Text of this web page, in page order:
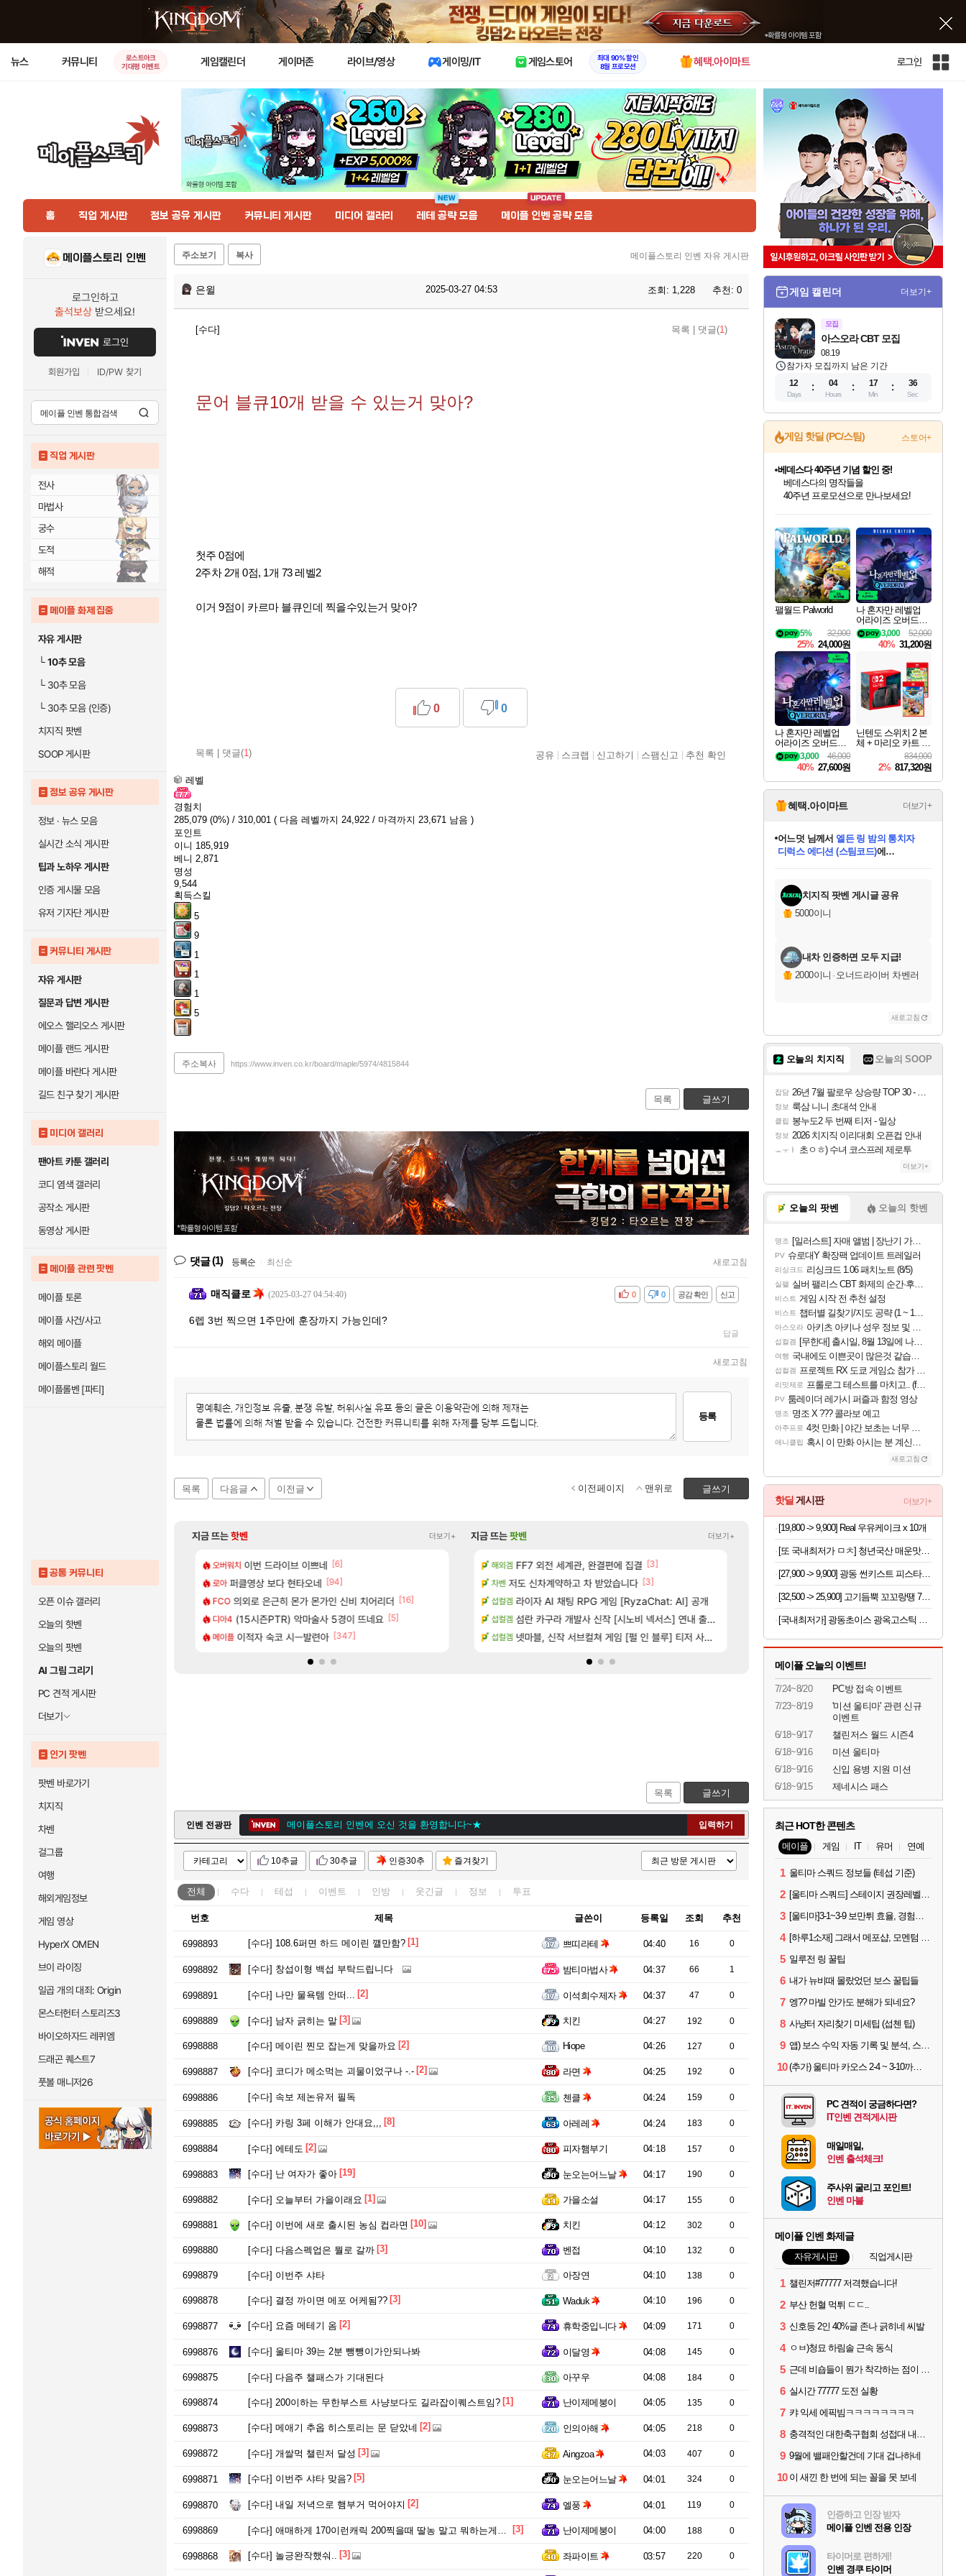
X
뉴스 커뮤니티
로스트아크
기대평 이벤트
게임캘린더 게이머존 라이브/영상 게이밍/IT 게임스토어
최대 90% 할인
8월 프로모션
혜택.아이마트 로그인
인
홈 직업 게시판 정보 공유 게시판 커뮤니티 게시판 미디어 갤러리 레테 공략 모음 메이플 인벤 공략 모음
메이플스토리 인벤
로그인하고
출석보상 받으세요!
로그인
회원가입 ID/PW 찾기
직업 게시판
전사
마법사
궁수
도적
해적
메이플 화제 집중
자유 게시판
└10추 모음
└30추 모음
└30추 모음 (인증)
치지직 팟벤
SOOP 게시판
정보 공유 게시판
정보 · 뉴스 모음
실시간 소식 게시판
팁과 노하우 게시판
인증 게시물 모음
유저 기자단 게시판
커뮤니티 게시판
자유 게시판
질문과 답변 게시판
에오스 핼리오스 게시판
메이플 랜드 게시판
메이플 바란다 게시판
길드 친구 찾기 게시판
미디어 갤러리
팬아트 카툰 갤러리
코디 염색 갤러리
공작소 게시판
동영상 게시판
메이플 관련 팟벤
메이플 토론
메이플 사건/사고
해외 메이플
메이플스토리 월드
메이플롤벤 [파티]
공통 커뮤니티
오픈 이슈 갤러리
오늘의 핫벤
오늘의 팟벤
AI 그림 그리기
PC 견적 게시판
더보기
인기 팟벤
팟벤 바로가기
치지직
차벤
걸그룹
여행
해외게임정보
게임 영상
HyperX OMEN
브이 라이징
일곱 개의 대죄: Origin
몬스터헌터 스토리즈3
바이오하자드 레퀴엠
드래곤 퀘스트7
풋볼 매니저26
주소보기 복사 메이플스토리 인벤 자유 게시판
은윌 2025-03-27 04:53 조회: 1,228 추천: 0
[수다] 목록 댓글(1)
문어 블큐10개 받을 수 있는거 맞아?
첫주 0점에
2주차 2개 0점, 1개 73 레벨2
이거 9점이 카르마 블큐인데 찍을수있는거 맞아?
목록 댓글(1)
0 0
공유 스크랩 신고하기 스팸신고 추천 확인
레벨
경험치
285,079 (0%) / 310,001 ( 다음 레벨까지 24,922 / 마격까지 23,671 남음 )
포인트
이니 185,919
베니 2,871
명성
9,544
획득스킬
5
9
1
1
1
5
주소복사 https://www.inven.co.kr/board/maple/5974/4815844
목록 글쓰기
댓글(1) 등록순 최신순 새로고침
매직클로 (2025-03-27 04:54:40) 신고
공감 확인
비공감 0
0
6렙 3번 찍으면 1주만에 훈장까지 가능인데?
답글
새로고침
등록
목록 다음글 이전글 글쓰기
이전페이지 맨위로
지금 뜨는핫벤 더보기+
의 주적은??
용 17번 터짐 [76]
투력컷 [35]
오버워치 이번 드라이브 이쁘네 [6]
로아 퍼클영상 보다 현타오네 [94]
FCO 의외로 은근히 몬가 몬가인 신비 치어리더 [16]
디아4 (15시즌PTR) 악마술사 5경이 뜨네요 [5]
메이플 이적자 숙코 시ㅡ발련아 [347]
메이플 빵 가격이 24500원 이라길래 결제 취소하고 나왔다
로아 너넨 대난 함부로 가지 마라.. [45]
디아4 Ssf 정의를 내려 버린 디시인 [6]
메이플 게이머라면 필수로 알아야 할 것 [116]
로아 100:8 보다 효율이 좋은 상향된 아제나 ㄷㄷ [101]
우리 나라의 주적은?? [137]
빵값 문의 후기 [82]
레테 재사용 17번 터짐 [76]
벨가 하드 찐 투력컷 [35]
벨가르딘 나이트메어 TOP 10 직업별 분포 [118]
지금 뜨는팟벤 더보기+
길찾기/지도 공략 (1 ~ 12장)
만화 | 야간 보초는 너무 힘들어
트 때는 로비에 온라인 기능이 있는데
2판 ‘몬헌 와일즈’, 30~40fps 목표 추정
여행 7년만에 가족여행을 다녀왔습니다.
아스오라 「에린」 컨셉 포스터 공개
비스트 쿠를 먼저 보내서 기습하는 법
리싱크드 리싱크드 1.06 패치노트 (8/5)
비스트 비스트 오브 리인카네이션 정보/공략글 모음
해외겜 FF7 외전 세계관, 완결편에 집결 [3]
차벤 저도 신차계약하고 차 받았습니다 [3]
섭컬겜 라이자 AI 채팅 RPG 게임 [RyzaChat: AI] 공개
섭컬겜 섬란 카구라 개발사 신작 [시노비 넥서스] 연내 출시 예정
섭컬겜 넷마블, 신작 서브컬쳐 게임 [펄 인 블루] 티저 사이트 오픈
비스트 챕터별 길찾기/지도 공략 (1 ~ 12장)
아주프로 4컷 만화 | 야간 보초는 너무 힘들어
리밋제로 테스트 때는 로비에 온라인 기능이 있는데
해외겜 스위치2판 ‘몬헌 와일즈’, 30~40fps 목표 추
PV 비스트 오브 리인카네이션 오픈 트레일러
목록 글쓰기
인벤 전광판
메이플스토리 인벤에 오신 것을 환영합니다~★
[순애좋아] ㅇㅅㅇ
[먼고는제논]
I망고스무디I-거공먹튀범입니다. 길드신청할 시 거르세요
[먼고는제논]
I망고스무디I-거공먹튀범입니다. 길드신청할 시 거르세요
입력하기
10추글 30추글 인증30추 즐겨찾기
전체 수다 테섭 이벤트 인방 웃긴글 정보 투표
번호 제목 글쓴이 등록일 조회 추천
6998893 [수다] 108.6퍼면 하드 메이린 깰만함? [1] 쁘띠라테 04:40 16 0
6998892 [수다] 창섭이형 백섭 부탁드립니다 밤티마법사 04:37 66 1
6998891 [수다] 나만 물욕템 안떠... [2] 이석희수제자 04:37 47 0
6998889 [수다] 남자 긁히는 말 [3] 치킨 04:27 192 0
6998888 [수다] 메이린 찐모 잡는게 맞을까요 [2] Hiope 04:26 127 0
6998887 [수다] 코디가 메소먹는 괴물이었구나 -.- [2] 라면 04:25 192 0
6998886 [수다] 속보 제논유저 필독 첸클 04:24 159 0
6998885 [수다] 카링 3페 이해가 안대요,,, [8] 아레레 04:24 183 0
6998884 [수다] 에테도 [2] 피자햄부기 04:18 157 0
6998883 [수다] 난 여자가 좋아 [19] 눈오는어느날 04:17 190 0
6998882 [수다] 오늘부터 가을이래요 [1] 가을소설 04:17 155 0
6998881 [수다] 이번에 새로 출시된 농심 컵라면 [10] 치킨 04:12 302 0
6998880 [수다] 다음스펙업은 뭘로 갈까 [3] 벤접 04:10 132 0
6998879 [수다] 이번주 샤타 아장연 04:10 138 0
6998878 [수다] 결정 까이면 메포 어케됨?? [3] Waduk 04:10 196 0
6998877 [수다] 요즘 메테기 옴 [2] 휴학중입니다 04:09 171 0
6998876 [수다] 울티마 39는 2분 뺑뺑이가안되나봐 이달영 04:08 145 0
6998875 [수다] 다음주 챌패스가 기대된다 아꾸우 04:08 184 0
6998874 [수다] 200이하는 무한부스트 사냥보다도 길라잡이퀘스트임? [1] 난이제메붕이 04:05 135 0
6998873 [수다] 메애기 추옵 히스토리는 문 닫았네 [2] 인의아해 04:05 218 0
6998872 [수다] 개쌀먹 챌린저 달성 [3] Aingzoa 04:03 407 0
6998871 [수다] 이번주 샤타 맞음? [5] 눈오는어느날 04:01 324 0
6998870 [수다] 내일 저녁으로 햄부거 먹어야지 [2] 엘풍 04:01 119 0
6998869 [수다] 애매하게 170이런캐릭 200찍을때 딸농 말고 뭐하는게좋음? [3] 난이제메붕이 04:00 188 0
6998868 [수다] 놀긍완작했숴.. [3] 좌파이트 03:57 220 0
게임 캘린더 더보기+
모집
08.19
아스오라 CBT 모집
참가자 모집까지 남은 기간
12
Days
04
Hours
17
Min
35
Sec
게임 핫딜 (PC/스팀) 스토어+
최대 90% 할인가를 만나보세요!
네이버혜택과 함께 만나보세요!
50%할인&추가 적립까지!
이니&베니 혜택까지!
네이버 혜택가와 함께 예약하세요!
할인&네이버혜택으로 만나보세요!
네이버페이 혜택과 만나보세요!
베데스다 40주년 기념 할인 중!
베데스다의 명작들을
40주년 프로모션으로 만나보세요!
마블 투혼 파이팅 소울즈 예약 판매 중!
마블 히어로 총 출동&화려한 격투!
할인가에 만나보세요!
일부 에디션 상시 할인!
혜택으로 예약 판매 중
편안하게 충전하세요
팰월드 Palworld
32,000
5%
25% 24,000원
나 혼자만 레벨업
어라이즈 오버드라
이브 디럭스 에디션
Solo Leveling Arise
Overdrive Deluxe Edi
52,000
3,000
40% 31,200원
나 혼자만 레벨업
어라이즈 오버드라
이브 Solo Leveling A
rise
46,000
3,000
40% 27,600원
닌텐도 스위치 2 본
체 + 마리오 카트 월
드 + 포켓몬 포코피
아 번들
834,000
2% 817,320원
혜택.아이마트 더보기+
당첨되셨습니다.
당첨되셨습니다.
어느덧 님께서엘든 링 밤의 통치자
디럭스 에디션 (스팀코드)에
당첨되셨습니다.
에디션 (스팀코드)를 교환.
당첨되셨습니다.
당첨되셨습니다.
당첨되셨습니다.
당첨되셨습니다.
치지직 팟벤 게시글 공유
5000이니
내차 인증하면 모두 지급!
2000이니 · 오너드라이버 차벤러
새로고침
오늘의 치지직 오늘의 SOOP
잡담 26년 7월 팔로우 상승량 TOP 30 - 월간 치지직
정보 룩삼 니니 초대석 안내
클립 봉누도2 두 번째 티저 - 일상
정보 2026 치지직 이리대회 오픈컵 안내
ㅗㅜㅑ 초ㅇㅎ) 수녀 코스프레 제로투
더보기+
오늘의 팟벤 오늘의 핫벤
명조 [일러스트] 자매 앨범 | 장난기 가득한 오후의 공원 (리메이크판)
PV 슈로대Y 확장팩 업데이트 트레일러
리싱크드 리싱크드 1.06 패치노트 (8/5)
실팰 실버 팰리스 CBT 화제의 순간·후기 모음
비스트 게임 시작 전 추천 설정
비스트 챕터별 길찾기/지도 공략 (1 ~ 12장)
아스오라 아키츠 아키나 성우 정보 및 주요 필모
섭컬겜 [무한대] 출시일, 8월 13일에 나오나
여행 국내에도 이쁜곳이 많은것 같습니다
섭컬겜 프로젝트 RX 도쿄 게임쇼 참가 결정
리밋제로 프롤로그 테스트를 마치고.. (feat. 리아)
PV 툼레이더 레가시 퍼즐과 함정 영상
명조 명조 X ??? 콜라보 예고
아주프로 4컷 만화 | 야간 보초는 너무 힘들어
애니클립 혹시 이 만화 아시는 분 계신가요
새로고침
핫딜 게시판 더보기+
[19,800 -> 9,900] Real 우유케이크 x 10개
[또 국내최저가 ㅁㅊ] 청년국산 매운맛 굵은 고춧가루 1kg
[27,900 -> 9,900] 광동 썬키스트 피스타치오 언스위트 190ml x 24개
[32,500 -> 25,900] 고기듬뿍 꼬꼬랑땡 700g x 3개
[국내최저가] 광동초이스 광옥고스틱 산삼배양근 30포
메이플 오늘의 이벤트!
7/24~8/20
PC방 접속 이벤트
7/23~8/19
'미션 울티마' 관련 신규
이벤트
6/18~9/17
챌린저스 월드 시즌4
6/18~9/16
미션 울티마
6/18~9/16
신입 용병 지원 미션
6/18~9/15
제네시스 패스
최근 HOT한 콘텐츠
메이플 게임 IT 유머 연예
1 울티마 스쿼드 정보들 (테섭 기준)
2 [울티마 스쿼드] 스테이지 권장레벨, 잠재옵션표, 스킬퍼뎀, 장비 리스트 및 능력치 공유
3 [울티마]3-1~3-9 보만튀 효율, 경험치 공략 및 소소한 컨트롤 팁
4 [하루1소재] 그래서 메포샵, 모멘텀 효율 얼마나 좋음?
5 일루전 링 꿀팁
6 내가 뉴비때 몰랐었던 보스 꿀팁들
7 엥?? 마빌 안가도 분해가 되네요?
8 사냥터 자리찾기 미세팁 (섭첸 팁)
9 앱) 보스 수익 자동 기록 및 분석, 스케줄러 알림
10 (추가) 울티마 카오스 2-4 ~ 3-10까지 공략 스펙 및 팁 공유
PC 견적이 궁금하다면?
IT인벤 견적게시판
매일매일,
인벤 출석체크!
주사위 굴리고 포인트!
인벤 마블
메이플 인벤 화제글
자유게시판 직업게시판
1 챌린저#77777 저격했습니다!
2 부산 헌혈 먹튀 ㄷㄷ..
3 신호등 2인 40%글 존나 긁히네 씨발
4 ㅇㅂ)청묘 하림솔 근속 동식
5 근데 비숍들이 뭔가 착각하는 점이 있는데
6 실시간 77777 도전 실황
7 캬 익세 에픽빔ㅋㅋㅋㅋㅋㅋㅋㅋ
8 충격적인 대한축구협회 성접대 내역.jpg
9 9월에 밸패안할건데 기대 겁나하네
10 이 새낀 한 번에 되는 꼴을 못 보네
인증하고 인장 받자
메이플 인벤 전용 인장
타이머로 편하게!
인벤 경쿠 타이머